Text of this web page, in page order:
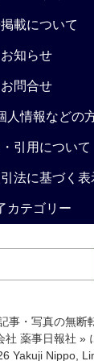
載について
お知らせ
お問合せ
人情報などの
引用について
法に基づく表
カテゴリー
事・写真の無断
社 薬事日報社 »
Yakuji Nippo,